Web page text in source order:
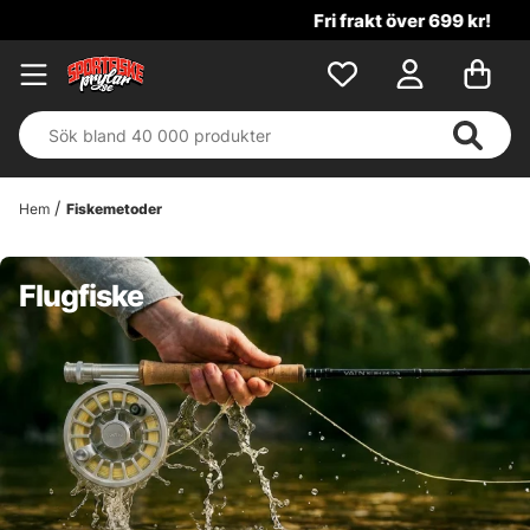
Fri frakt över 699 kr!
Hem Fiskemetoder
Flugfiske